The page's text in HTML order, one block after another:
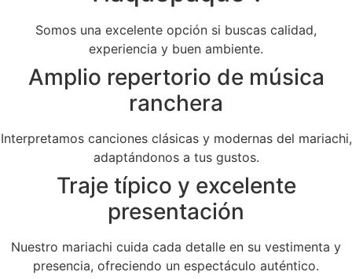
Somos una excelente opción si buscas calidad,
experiencia y buen ambiente.
Amplio repertorio de música
ranchera
Interpretamos canciones clásicas y modernas del mariachi,
adaptándonos a tus gustos.
Traje típico y excelente
presentación
Nuestro mariachi cuida cada detalle en su vestimenta y
presencia, ofreciendo un espectáculo auténtico.